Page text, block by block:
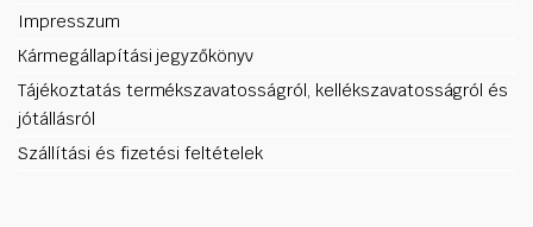
Impresszum
Kármegállapítási jegyzőkönyv
Tájékoztatás termékszavatosságról, kellékszavatosságról és
jótállásról
Szállítási és fizetési feltételek